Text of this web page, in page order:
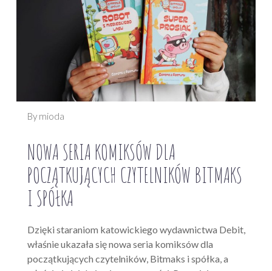
By mioda
NOWA SERIA KOMIKSÓW DLA
POCZĄTKUJĄCYCH CZYTELNIKÓW BITMAKS
I SPÓŁKA
Dzięki staraniom katowickiego wydawnictwa Debit,
właśnie ukazała się nowa seria komiksów dla
początkujących czytelników, Bitmaks i spółka, a